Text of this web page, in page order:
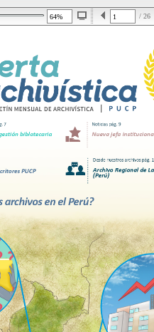
/ 26